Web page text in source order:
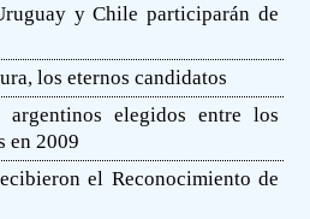
y Chile participarán de
los eternos candidatos
argentinos elegidos entre los
en 2009
el Reconocimiento de